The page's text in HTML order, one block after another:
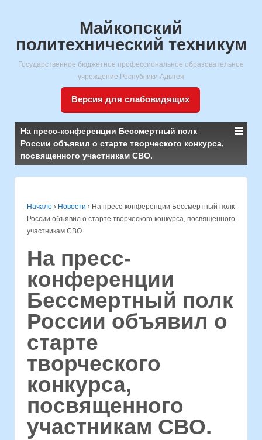
Майкопский
политехнический техникум
Государственное бюджетное профессиональное образовательное
учреждение Республики Адыгея
Версия для слабовидящих
На пресс-конференции Бессмертный полк
России объявил о старте творческого конкурса,
посвященного участникам СВО.
Начало › Новости › На пресс-конференции Бессмертный полк
России объявил о старте творческого конкурса, посвященного
участникам СВО.
На пресс-
конференции
Бессмертный полк
России объявил о
старте
творческого
конкурса,
посвященного
участникам СВО.